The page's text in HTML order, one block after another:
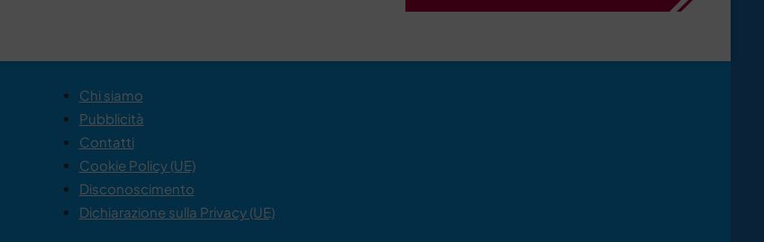
Chi siamo
Pubblicità
Contatti
Cookie Policy (UE)
Disconoscimento
Dichiarazione sulla Privacy (UE)